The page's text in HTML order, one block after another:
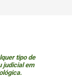
tipo de
judicial em